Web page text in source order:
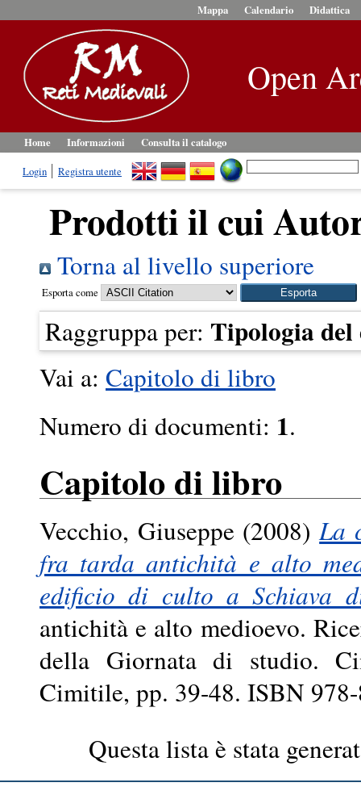
Mappa Calendario Didattica
Open
Home Informazioni
Consulta il catalogo
Login
Registra utente
Prodotti il cui
Torna al livello superiore
Esporta come
Raggruppa per: Tipologia del
Vai a: Capitolo di libro
Numero di documenti: 1.
Capitolo di libro
Vecchio, Giuseppe (2008)La
fra tarda antichità e alto
edificio di culto a Schiava
antichità e alto medioevo.
della Giornata di studio.
Cimitile, pp. 39-48. ISBN
Questa lista è stata